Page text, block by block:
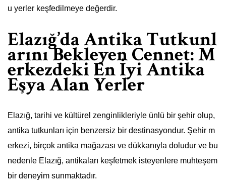
u yerler keşfedilmeye değerdir.
Elazığ’da Antika Tutkunl
arını Bekleyen Cennet: M
erkezdeki En İyi Antika
Eşya Alan Yerler
Elazığ, tarihi ve kültürel zenginlikleriyle ünlü bir şehir olup,
antika tutkunları için benzersiz bir destinasyondur. Şehir m
erkezi, birçok antika mağazası ve dükkanıyla doludur ve bu
nedenle Elazığ, antikaları keşfetmek isteyenlere muhteşem
bir deneyim sunmaktadır.